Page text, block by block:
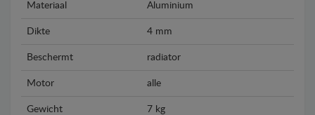
Materiaal Aluminium
Dikte 4 mm
Beschermt radiator
Motor alle
Gewicht 7 kg